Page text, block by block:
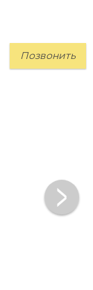
Позвонить